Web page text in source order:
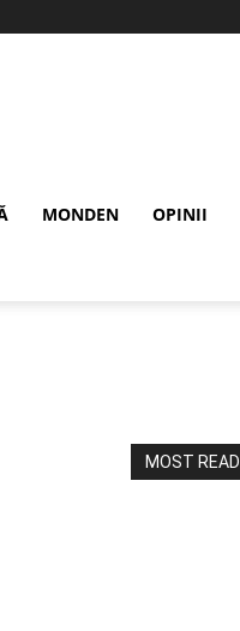
MONDEN OPINII
MOST READ